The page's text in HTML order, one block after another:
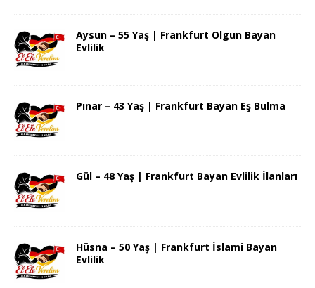
Aysun – 55 Yaş | Frankfurt Olgun Bayan
Evlilik
Pınar – 43 Yaş | Frankfurt Bayan Eş Bulma
Gül – 48 Yaş | Frankfurt Bayan Evlilik İlanları
Hüsna – 50 Yaş | Frankfurt İslami Bayan
Evlilik